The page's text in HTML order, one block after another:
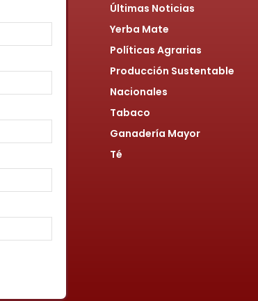
Últimas Noticias
Yerba Mate
Políticas Agrarias
Producción Sustentable
Nacionales
Tabaco
Ganadería Mayor
Té